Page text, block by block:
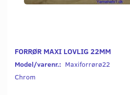
FORRØR MAXI LOVLIG 22MM
Model/varenr.: Maxiforrørø22
Chrom